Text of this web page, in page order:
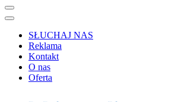
SŁUCHAJ NAS
Reklama
Kontakt
O nas
Oferta